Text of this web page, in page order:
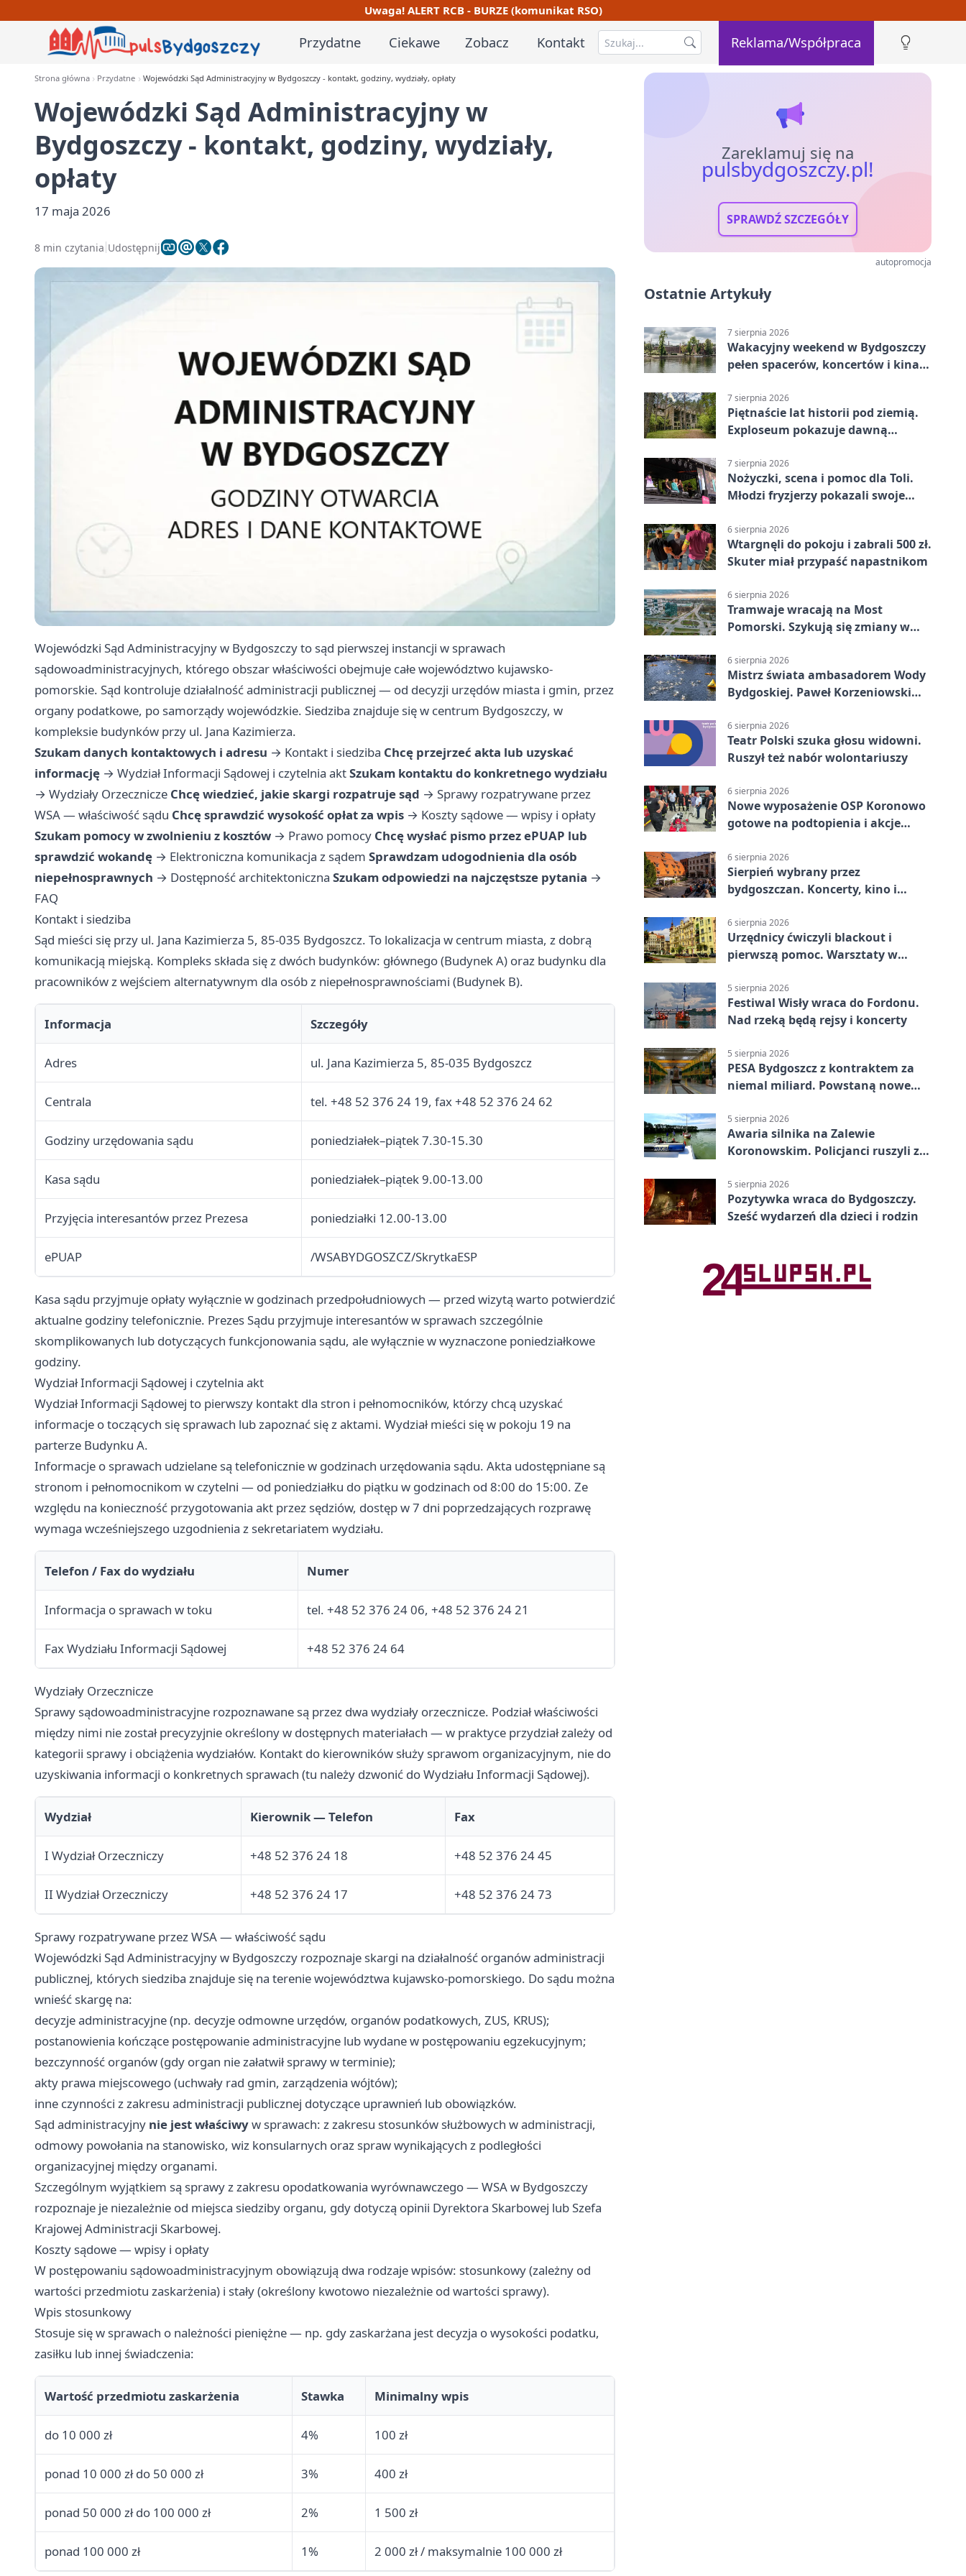
Uwaga! ALERT RCB - BURZE (komunikat RSO)
Przydatne Ciekawe Zobacz Kontakt Reklama/Współpraca
Strona główna Przydatne Wojewódzki Sąd Administracyjny w Bydgoszczy - kontakt, godziny, wydziały, opłaty
Wojewódzki Sąd Administracyjny w
Bydgoszczy - kontakt, godziny, wydziały,
opłaty
17 maja 2026
8 min czytania Udostępnij
Wojewódzki Sąd Administracyjny w Bydgoszczy to sąd pierwszej instancji w sprawach
sądowoadministracyjnych, którego obszar właściwości obejmuje całe województwo kujawsko-
pomorskie. Sąd kontroluje działalność administracji publicznej — od decyzji urzędów miasta i gmin, przez
organy podatkowe, po samorządy wojewódzkie. Siedziba znajduje się w centrum Bydgoszczy, w
kompleksie budynków przy ul. Jana Kazimierza.
Szukam danych kontaktowych i adresu → Kontakt i siedziba Chcę przejrzeć akta lub uzyskać
informację → Wydział Informacji Sądowej i czytelnia aktSzukam kontaktu do konkretnego wydziału
→ Wydziały Orzecznicze Chcę wiedzieć, jakie skargi rozpatruje sąd → Sprawy rozpatrywane przez
WSA — właściwość sądu Chcę sprawdzić wysokość opłat za wpis → Koszty sądowe — wpisy i opłaty
Szukam pomocy w zwolnieniu z kosztów → Prawo pomocy Chcę wysłać pismo przez ePUAP lub
sprawdzić wokandę → Elektroniczna komunikacja z sądem Sprawdzam udogodnienia dla osób
niepełnosprawnych → Dostępność architektoniczna Szukam odpowiedzi na najczęstsze pytania →
FAQ
Kontakt i siedziba
Sąd mieści się przy ul. Jana Kazimierza 5, 85-035 Bydgoszcz. To lokalizacja w centrum miasta, z dobrą
komunikacją miejską. Kompleks składa się z dwóch budynków: głównego (Budynek A) oraz budynku dla
pracowników z wejściem alternatywnym dla osób z niepełnosprawnościami (Budynek B).
Informacja Szczegóły
Adres ul. Jana Kazimierza 5, 85-035 Bydgoszcz
Centrala tel. +48 52 376 24 19, fax +48 52 376 24 62
Godziny urzędowania sądu poniedziałek–piątek 7.30-15.30
Kasa sądu poniedziałek–piątek 9.00-13.00
Przyjęcia interesantów przez Prezesa poniedziałki 12.00-13.00
ePUAP /WSABYDGOSZCZ/SkrytkaESP
Kasa sądu przyjmuje opłaty wyłącznie w godzinach przedpołudniowych — przed wizytą warto potwierdzić
aktualne godziny telefonicznie. Prezes Sądu przyjmuje interesantów w sprawach szczególnie
skomplikowanych lub dotyczących funkcjonowania sądu, ale wyłącznie w wyznaczone poniedziałkowe
godziny.
Wydział Informacji Sądowej i czytelnia akt
Wydział Informacji Sądowej to pierwszy kontakt dla stron i pełnomocników, którzy chcą uzyskać
informacje o toczących się sprawach lub zapoznać się z aktami. Wydział mieści się w pokoju 19 na
parterze Budynku A.
Informacje o sprawach udzielane są telefonicznie w godzinach urzędowania sądu. Akta udostępniane są
stronom i pełnomocnikom w czytelni — od poniedziałku do piątku w godzinach od 8:00 do 15:00. Ze
względu na konieczność przygotowania akt przez sędziów, dostęp w 7 dni poprzedzających rozprawę
wymaga wcześniejszego uzgodnienia z sekretariatem wydziału.
Telefon / Fax do wydziału Numer
Informacja o sprawach w toku tel. +48 52 376 24 06, +48 52 376 24 21
Fax Wydziału Informacji Sądowej +48 52 376 24 64
Wydziały Orzecznicze
Sprawy sądowoadministracyjne rozpoznawane są przez dwa wydziały orzecznicze. Podział właściwości
między nimi nie został precyzyjnie określony w dostępnych materiałach — w praktyce przydział zależy od
kategorii sprawy i obciążenia wydziałów. Kontakt do kierowników służy sprawom organizacyjnym, nie do
uzyskiwania informacji o konkretnych sprawach (tu należy dzwonić do Wydziału Informacji Sądowej).
Wydział Kierownik — Telefon Fax
I Wydział Orzeczniczy +48 52 376 24 18 +48 52 376 24 45
II Wydział Orzeczniczy +48 52 376 24 17 +48 52 376 24 73
Sprawy rozpatrywane przez WSA — właściwość sądu
Wojewódzki Sąd Administracyjny w Bydgoszczy rozpoznaje skargi na działalność organów administracji
publicznej, których siedziba znajduje się na terenie województwa kujawsko-pomorskiego. Do sądu można
wnieść skargę na:
decyzje administracyjne (np. decyzje odmowne urzędów, organów podatkowych, ZUS, KRUS);
postanowienia kończące postępowanie administracyjne lub wydane w postępowaniu egzekucyjnym;
bezczynność organów (gdy organ nie załatwił sprawy w terminie);
akty prawa miejscowego (uchwały rad gmin, zarządzenia wójtów);
inne czynności z zakresu administracji publicznej dotyczące uprawnień lub obowiązków.
Sąd administracyjny nie jest właściwyw sprawach: z zakresu stosunków służbowych w administracji,
odmowy powołania na stanowisko, wiz konsularnych oraz spraw wynikających z podległości
organizacyjnej między organami.
Szczególnym wyjątkiem są sprawy z zakresu opodatkowania wyrównawczego — WSA w Bydgoszczy
rozpoznaje je niezależnie od miejsca siedziby organu, gdy dotyczą opinii Dyrektora Skarbowej lub Szefa
Krajowej Administracji Skarbowej.
Koszty sądowe — wpisy i opłaty
W postępowaniu sądowoadministracyjnym obowiązują dwa rodzaje wpisów: stosunkowy (zależny od
wartości przedmiotu zaskarżenia) i stały (określony kwotowo niezależnie od wartości sprawy).
Wpis stosunkowy
Stosuje się w sprawach o należności pieniężne — np. gdy zaskarżana jest decyzja o wysokości podatku,
zasiłku lub innej świadczenia:
Wartość przedmiotu zaskarżenia Stawka Minimalny wpis
do 10 000 zł 4% 100 zł
ponad 10 000 zł do 50 000 zł 3% 400 zł
ponad 50 000 zł do 100 000 zł 2% 1 500 zł
ponad 100 000 zł 1% 2 000 zł / maksymalnie 100 000 zł
Zareklamuj się na
pulsbydgoszczy.pl!
SPRAWDŹ SZCZEGÓŁY
autopromocja
Ostatnie Artykuły
7 sierpnia 2026
Wakacyjny weekend w Bydgoszczy
pełen spacerów, koncertów i kina
7 sierpnia 2026
Piętnaście lat historii pod ziemią.
Exploseum pokazuje dawną
7 sierpnia 2026
Nożyczki, scena i pomoc dla Toli.
Młodzi fryzjerzy pokazali swoje
6 sierpnia 2026
Wtargnęli do pokoju i zabrali 500 zł.
Skuter miał przypaść napastnikom
6 sierpnia 2026
Tramwaje wracają na Most
Pomorski. Szykują się zmiany w
6 sierpnia 2026
Mistrz świata ambasadorem Wody
Bydgoskiej. Paweł Korzeniowski
6 sierpnia 2026
Teatr Polski szuka głosu widowni.
Ruszył też nabór wolontariuszy
6 sierpnia 2026
Nowe wyposażenie OSP Koronowo
gotowe na podtopienia i akcje
6 sierpnia 2026
Sierpień wybrany przez
bydgoszczan. Koncerty, kino i
6 sierpnia 2026
Urzędnicy ćwiczyli blackout i
pierwszą pomoc. Warsztaty w
5 sierpnia 2026
Festiwal Wisły wraca do Fordonu.
Nad rzeką będą rejsy i koncerty
5 sierpnia 2026
PESA Bydgoszcz z kontraktem za
niemal miliard. Powstaną nowe
5 sierpnia 2026
Awaria silnika na Zalewie
Koronowskim. Policjanci ruszyli z
5 sierpnia 2026
Pozytywka wraca do Bydgoszczy.
Sześć wydarzeń dla dzieci i rodzin